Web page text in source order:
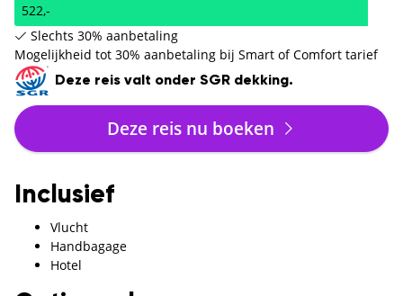
522,-
Slechts 30% aanbetaling
Mogelijkheid tot 30% aanbetaling bij Smart of Comfort tarief
Deze reis valt onder SGR dekking.
Deze reis nu boeken
Inclusief
Vlucht
Handbagage
Hotel